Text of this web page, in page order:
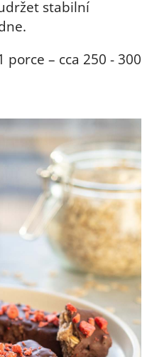
stabilní
porce – cca 250 - 300